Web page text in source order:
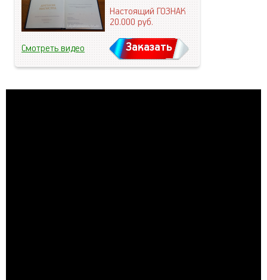
Настоящий ГОЗНАК
20.000руб.
Смотреть видео Заказать